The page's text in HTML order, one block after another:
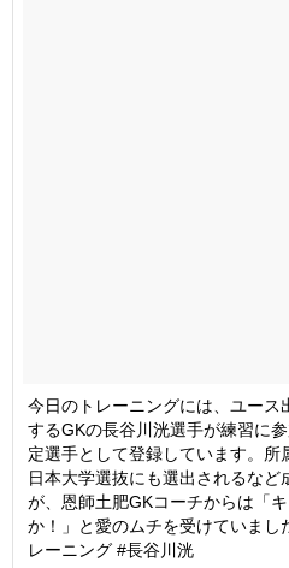
今日のトレーニングには、ユース
するGKの長谷川洸選手が練習に
定選手として登録しています。
日本大学選抜にも選出されるなど
が、恩師土肥GKコーチからは「
か！」と愛のムチを受けていまし
レーニング #長谷川洸